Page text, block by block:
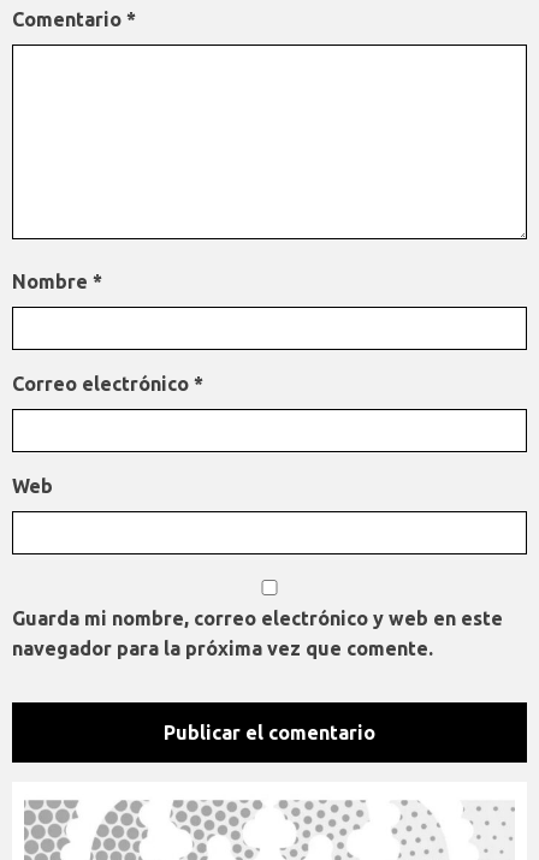
Comentario *
Nombre *
Correo electrónico *
Web
Guarda mi nombre, correo electrónico y web en este
navegador para la próxima vez que comente.